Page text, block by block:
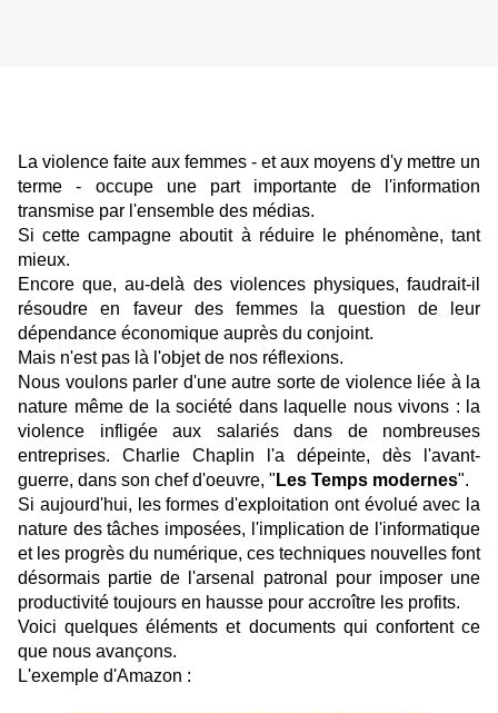
La violence faite aux femmes - et aux moyens d'y mettre un
terme - occupe une part importante de l'information
transmise par l'ensemble des médias.
Si cette campagne aboutit à réduire le phénomène, tant
mieux.
Encore que, au-delà des violences physiques, faudrait-il
résoudre en faveur des femmes la question de leur
dépendance économique auprès du conjoint.
Mais n'est pas là l'objet de nos réflexions.
Nous voulons parler d'une autre sorte de violence liée à la
nature même de la société dans laquelle nous vivons : la
violence infligée aux salariés dans de nombreuses
entreprises. Charlie Chaplin l'a dépeinte, dès l'avant-
guerre, dans son chef d'oeuvre, " Les Temps modernes".
Si aujourd'hui, les formes d'exploitation ont évolué avec la
nature des tâches imposées, l'implication de l'informatique
et les progrès du numérique, ces techniques nouvelles font
désormais partie de l'arsenal patronal pour imposer une
productivité toujours en hausse pour accroître les profits.
Voici quelques éléments et documents qui confortent ce
que nous avançons.
L'exemple d'Amazon :